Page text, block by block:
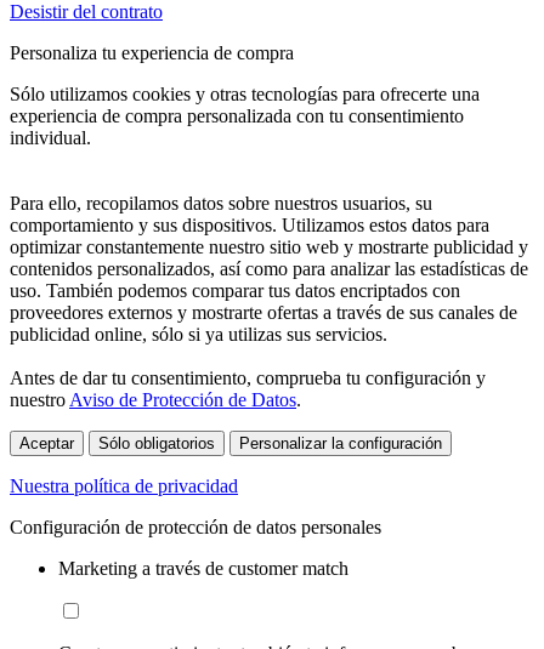
Desistir del contrato
Personaliza tu experiencia de compra
Sólo utilizamos cookies y otras tecnologías para ofrecerte una
experiencia de compra personalizada con tu consentimiento
individual.
Para ello, recopilamos datos sobre nuestros usuarios, su
comportamiento y sus dispositivos. Utilizamos estos datos para
optimizar constantemente nuestro sitio web y mostrarte publicidad y
contenidos personalizados, así como para analizar las estadísticas de
uso. También podemos comparar tus datos encriptados con
proveedores externos y mostrarte ofertas a través de sus canales de
publicidad online, sólo si ya utilizas sus servicios.
Antes de dar tu consentimiento, comprueba tu configuración y
nuestro Aviso de Protección de Datos.
Aceptar Sólo obligatorios Personalizar la configuración
Nuestra política de privacidad
Configuración de protección de datos personales
Marketing a través de customer match